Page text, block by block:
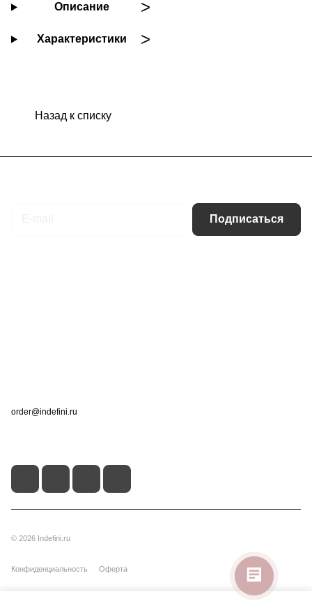
Описание
Характеристики
Назад к списку
Подписаться
order@indefini.ru
© 2026 Indefini.ru
Конфиденциальность Оферта